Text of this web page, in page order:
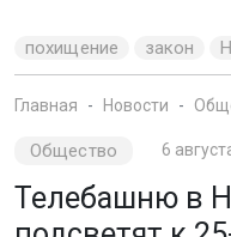
Телебашню в
подсветят к
Горожане смогут
22:00 до 23:00. Об
Российской
(РТРС) «Сибирский РЦ».